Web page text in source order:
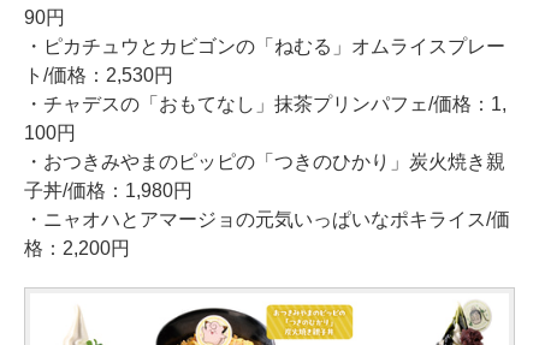
90円
・ピカチュウとカビゴンの「ねむる」オムライスプレー
ト/価格：2,530円
・チャデスの「おもてなし」抹茶プリンパフェ/価格：1,
100円
・おつきみやまのピッピの「つきのひかり」炭火焼き親
子丼/価格：1,980円
・ニャオハとアマージョの元気いっぱいなポキライス/価
格：2,200円